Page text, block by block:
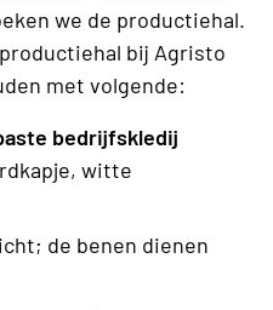
we de productiehal.
bij Agristo
met volgende:
bedrijfskledij
witte
de benen dienen